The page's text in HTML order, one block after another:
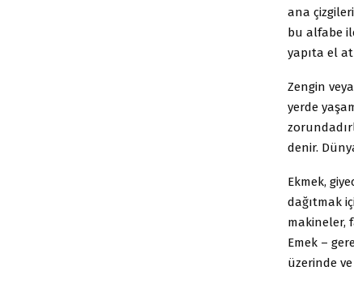
ana
bu alfabe
yapıta el
Zengin
yerde
denir.
Ekmek,
dağıtmak
makineler,
Emek –
üzerinde